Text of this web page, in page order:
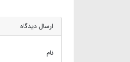
ارسال دیدگاه
نام